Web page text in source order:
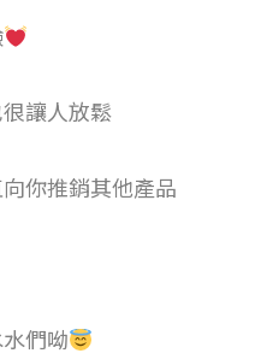
讓人放鬆
你推銷其他產品
們呦